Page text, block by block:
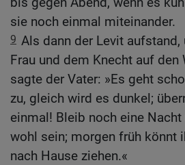
sie noch einmal miteinander.
9 Als dann der Levit
Frau und dem Knecht auf den
sagte der Vater: »Es geht
zu, gleich wird es dunkel;
einmal! Bleib noch eine
wohl sein; morgen früh könnt
nach Hause ziehen.«